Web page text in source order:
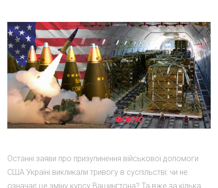
Останні заяви про призупинення військової допомоги
США Україні викликали тривогу в суспільстві: чи не
означає це зміну курсу Вашингтона? Та вже за кілька